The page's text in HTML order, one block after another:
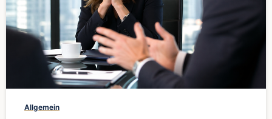
Allgemein